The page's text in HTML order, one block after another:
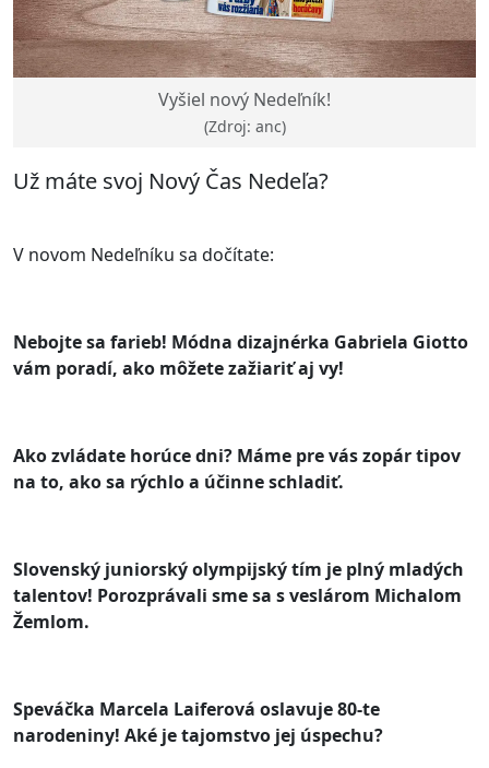
Vyšiel nový Nedeľník!
(Zdroj: anc)
Už máte svoj Nový Čas Nedeľa?
V novom Nedeľníku sa dočítate:
Nebojte sa farieb! Módna dizajnérka Gabriela Giotto
vám poradí, ako môžete zažiariť aj vy!
Ako zvládate horúce dni? Máme pre vás zopár tipov
na to, ako sa rýchlo a účinne schladiť.
Slovenský juniorský olympijský tím je plný mladých
talentov! Porozprávali sme sa s veslárom Michalom
Žemlom.
Speváčka Marcela Laiferová oslavuje 80-te
narodeniny! Aké je tajomstvo jej úspechu?